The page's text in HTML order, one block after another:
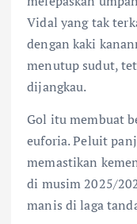
Vidal yang tak
dengan kaki
menutup sudut,
dijangkau.
Gol itu membuat
euforia. Peluit
memastikan
di musim 2025/
manis di laga